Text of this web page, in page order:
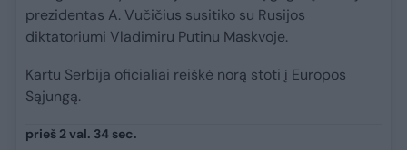
prezidentas A. Vučičius susitiko su Rusijos
diktatoriumi Vladimiru Putinu Maskvoje.
Kartu Serbija oficialiai reiškė norą stoti į Europos
Sąjungą.
prieš 2 val. 34 sec.